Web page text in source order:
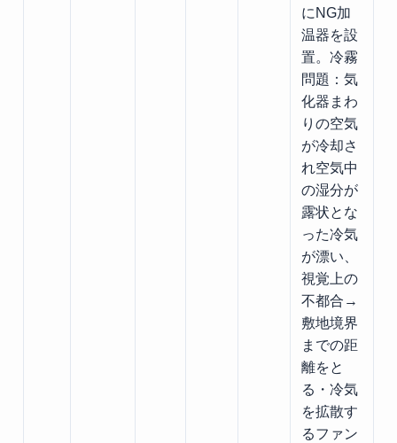
にNG加
温器を設
置。冷霧
問題：気
化器まわ
りの空気
が冷却さ
れ空気中
の湿分が
露状とな
った冷気
が漂い、
視覚上の
不都合→
敷地境界
までの距
離をと
る・冷気
を拡散す
るファン